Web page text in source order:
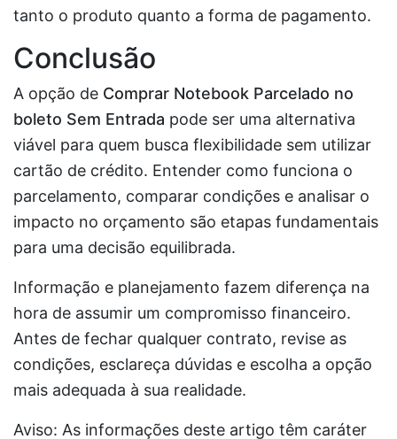
tanto o produto quanto a forma de pagamento.
Conclusão
A opção de Comprar Notebook Parcelado no
boleto Sem Entrada pode ser uma alternativa
viável para quem busca flexibilidade sem utilizar
cartão de crédito. Entender como funciona o
parcelamento, comparar condições e analisar o
impacto no orçamento são etapas fundamentais
para uma decisão equilibrada.
Informação e planejamento fazem diferença na
hora de assumir um compromisso financeiro.
Antes de fechar qualquer contrato, revise as
condições, esclareça dúvidas e escolha a opção
mais adequada à sua realidade.
Aviso: As informações deste artigo têm caráter